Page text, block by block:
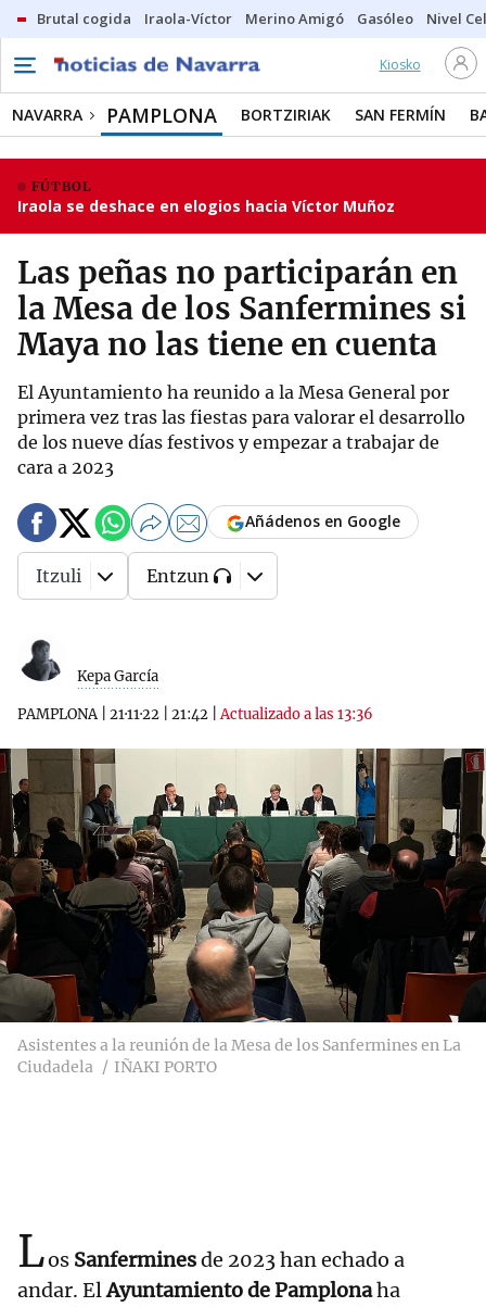
Brutal cogida Iraola-Víctor Merino Amigó Gasóleo Nivel
Kiosko
NAVARRA PAMPLONA BORTZIRIAK SAN FERMÍN
FÚTBOL
Iraola se deshace en elogios hacia Víctor Muñoz
Las peñas no participarán en
la Mesa de los Sanfermines si
Maya no las tiene en cuenta
El Ayuntamiento ha reunido a la Mesa General por
primera vez tras las fiestas para valorar el desarrollo
de los nueve días festivos y empezar a trabajar de
cara a 2023
Kepa García
PAMPLONA| 21·11·22 21:42 |Actualizado a las 13:36
Añádenos en Google
Itzuli Entzun
Asistentes a la reunión de la Mesa de los Sanfermines en La
Ciudadela
IÑAKI PORTO
Los Sanferminesde 2023 han echado a
andar. ElAyuntamiento de Pamplonaha